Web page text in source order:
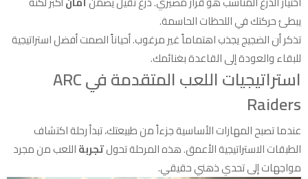
يبطئ حركتك في اللحظات الحاسمة.
تذكر أن الضجيج يجذب اهتماماً غير مرغوب. أحياناً الصمت أفضل استراتيجية
للبقاء والعودة إلى القاعدة بغنائمك.
استراتيجيات اللعب المتقدمة في ARC
Raiders
عندما تصبح المهارات الأساسية جزءاً من طبيعتك، تبدأ رحلة اكتشاف
الطبقات الاستراتيجية الأعمق. هذه المرحلة تحولتجربةاللعب من مجرد
مواجهات إلى تحدي ذهني حقيقي.